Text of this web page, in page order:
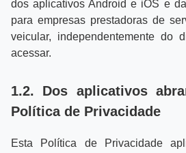
dos aplicativos Android e iOS e
para empresas prestadoras de
veicular, independentemente do
acessar.
1.2. Dos aplicativos
Política de Privacidade
Esta Política de Privacidade